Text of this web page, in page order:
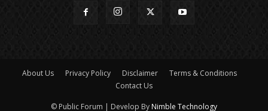
About Us Privacy Policy Disclaimer
Terms & Conditions
Contact Us
© Public Forum | Develop By Nimble Technology